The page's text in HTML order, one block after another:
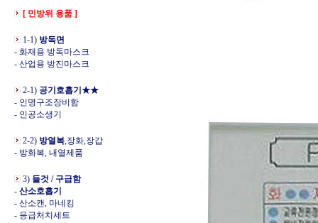
[ 민방위 용품 ]
1-1) 방독면
- 화재용 방독마스크
- 산업용 방진마스크
2-1) 공기호흡기★★
- 인명구조장비함
- 인공소생기
2-2) 방열복,장화,장갑
- 방화복, 내열제품
3) 들것 / 구급함
- 산소호흡기
- 산소캔, 마네킹
- 응급처치세트